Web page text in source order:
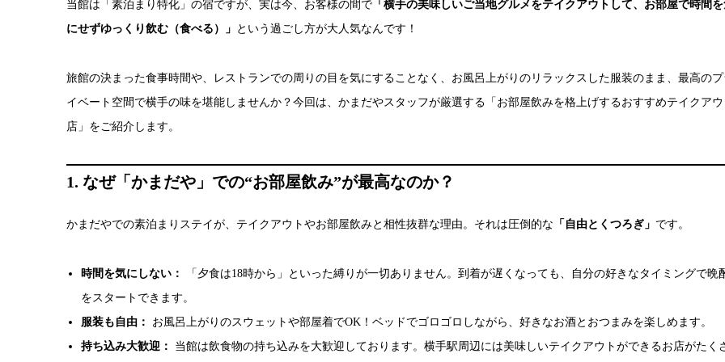
当館は「素泊まり特化」の宿ですが、実は今、お客様の間で 「横手の美味しいご当地グルメをテイクアウトして、お部屋で時間
にせずゆっくり飲む（食べる）」 という過ごし方が大人気なんです！
旅館の決まった食事時間や、レストランでの周りの目を気にすることなく、お風呂上がりのリラックスした服装のまま、最高のプ
イベート空間で横手の味を堪能しませんか？今回は、かまだやスタッフが厳選する「お部屋飲みを格上げするおすすめテイクアウ
店」をご紹介します。
1. なぜ「かまだや」での“お部屋飲み”が最高なのか？
かまだやでの素泊まりステイが、テイクアウトやお部屋飲みと相性抜群な理由。それは圧倒的な 「自由とくつろぎ」 です。
時間を気にしない：
「夕食は18時から」といった縛りが一切ありません。到着が遅くなっても、自分の好きなタイミングで晩
をスタートできます。
服装も自由：
お風呂上がりのスウェットや部屋着でOK！ベッドでゴロゴロしながら、好きなお酒とおつまみを楽しめます。
持ち込み大歓迎：
当館は飲食物の持ち込みを大歓迎しております。横手駅周辺には美味しいテイクアウトができるお店がたく